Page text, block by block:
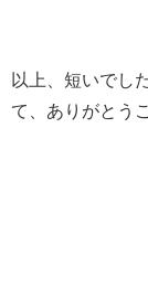
以上、短いでし
て、ありがとう